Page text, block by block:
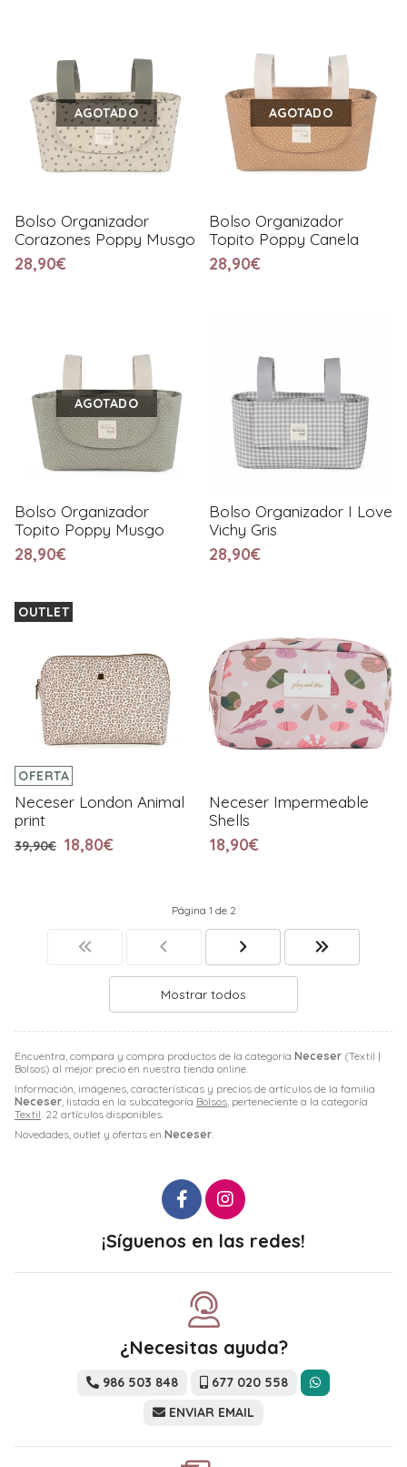
Encuentra, compara y compra productos de la categoría Neceser (Textil |
Bolsos) al mejor precio en nuestra tienda online.
Información, imágenes, características y precios de artículos de la familia
Neceser , listada en la subcategoría Bolsos , perteneciente a la categoría
Textil . 22 artículos disponibles.
Novedades, outlet y ofertas en Neceser
AGOTADO
Bolso Organizador
Corazones Poppy Musgo
28,90€
AGOTADO
Bolso Organizador
Topito Poppy Canela
28,90€
AGOTADO
Bolso Organizador
Topito Poppy Musgo
28,90€
Bolso Organizador I Love
Vichy Gris
28,90€
OFERTA
OUTLET
Neceser London Animal
print
39,90€ 18,80€
Neceser Impermeable
Shells
18,90€
Página 1 de 2
Mostrar todos
¡Síguenos en las redes!
¿Necesitas ayuda?
986 503 848
677 020 558
ENVIAR EMAIL